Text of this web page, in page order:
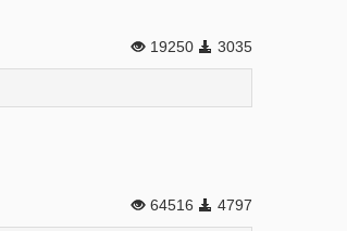
19250 3035
64516 4797